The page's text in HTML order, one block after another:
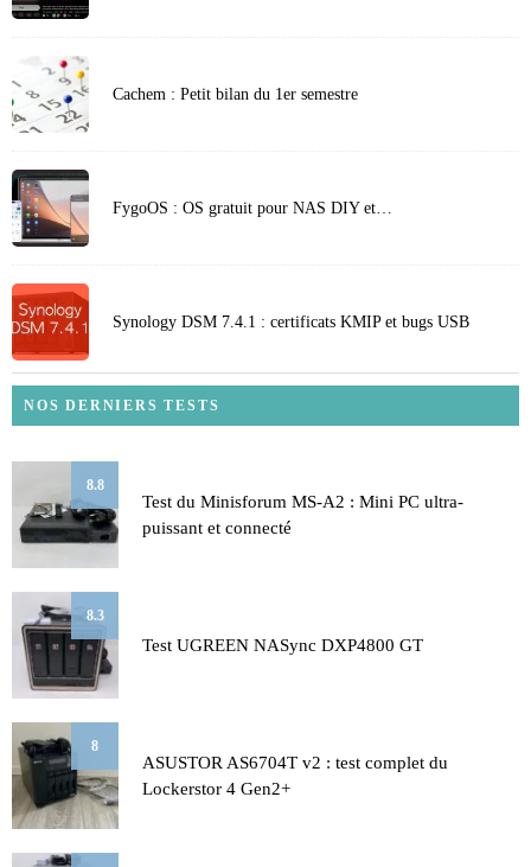
Cachem : Petit bilan du 1er semestre
FygoOS : OS gratuit pour NAS DIY et…
Synology DSM 7.4.1 : certificats KMIP et bugs USB
NOS DERNIERS TESTS
8.8
Test du Minisforum MS-A2 : Mini PC ultra-
puissant et connecté
8.3
Test UGREEN NASync DXP4800 GT
8
ASUSTOR AS6704T v2 : test complet du
Lockerstor 4 Gen2+